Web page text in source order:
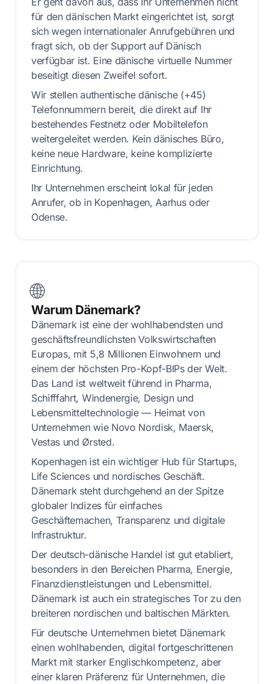
für den dänischen Markt eingerichtet ist, sorgt
sich wegen internationaler Anrufgebühren und
fragt sich, ob der Support auf Dänisch
verfügbar ist. Eine dänische virtuelle Nummer
beseitigt diesen Zweifel sofort.
Wir stellen authentische dänische (+45)
Telefonnummern bereit, die direkt auf Ihr
bestehendes Festnetz oder Mobiltelefon
weitergeleitet werden. Kein dänisches Büro,
keine neue Hardware, keine komplizierte
Einrichtung.
Ihr Unternehmen erscheint lokal für jeden
Anrufer, ob in Kopenhagen, Aarhus oder
Odense.
🌐
Warum Dänemark?
Dänemark ist eine der wohlhabendsten und
geschäftsfreundlichsten Volkswirtschaften
Europas, mit 5,8 Millionen Einwohnern und
einem der höchsten Pro-Kopf-BIPs der Welt.
Das Land ist weltweit führend in Pharma,
Schifffahrt, Windenergie, Design und
Lebensmitteltechnologie — Heimat von
Unternehmen wie Novo Nordisk, Maersk,
Vestas und Ørsted.
Kopenhagen ist ein wichtiger Hub für Startups,
Life Sciences und nordisches Geschäft.
Dänemark steht durchgehend an der Spitze
globaler Indizes für einfaches
Geschäftemachen, Transparenz und digitale
Infrastruktur.
Der deutsch-dänische Handel ist gut etabliert,
besonders in den Bereichen Pharma, Energie,
Finanzdienstleistungen und Lebensmittel.
Dänemark ist auch ein strategisches Tor zu den
breiteren nordischen und baltischen Märkten.
Für deutsche Unternehmen bietet Dänemark
einen wohlhabenden, digital fortgeschrittenen
Markt mit starker Englischkompetenz, aber
einer klaren Präferenz für Unternehmen, die